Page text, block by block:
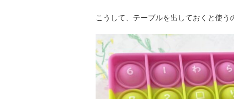
こうして、テーブルを出しておくと使